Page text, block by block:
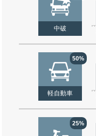
中破
50%
軽自動車
25%